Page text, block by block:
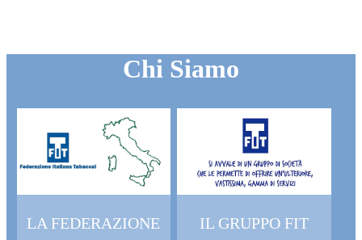
Chi Siamo
LA FEDERAZIONE IL GRUPPO FIT